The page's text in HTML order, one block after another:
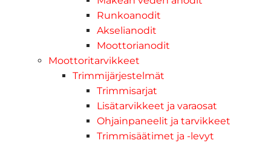
Runkoanodit
Akselianodit
Moottorianodit
Moottoritarvikkeet
Trimmijärjestelmät
Trimmisarjat
Lisätarvikkeet ja varaosat
Ohjainpaneelit ja tarvikkeet
Trimmisäätimet ja -levyt